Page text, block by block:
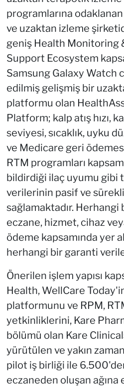
programlarına
ve uzaktan izleme
geniş Health Monitoring
Support Ecosystem
Samsung Galaxy Watch
edilmiş gelişmiş bir
platformu olan
Platform; kalp atış hızı,
seviyesi, sıcaklık, uyku
ve Medicare geri
RTM programları
bildirdiği ilaç uyumu gibi
verilerinin pasif ve
sağlamaktadır. Herhangi
eczane, hizmet, cihaz
ödeme kapsamında yer
herhangi bir garanti
Önerilen işlem yapısı
Health, WellCare
platformunu ve RPM,
yetkinliklerini, Kare
bölümü olan Kare
yürütülen ve yakın
pilot iş birliği ile
eczaneden oluşan